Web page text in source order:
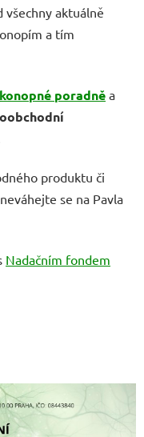
aktuálně
a tím
konopné poradně a
produktu či
se na Pavla
Nadačním fondem